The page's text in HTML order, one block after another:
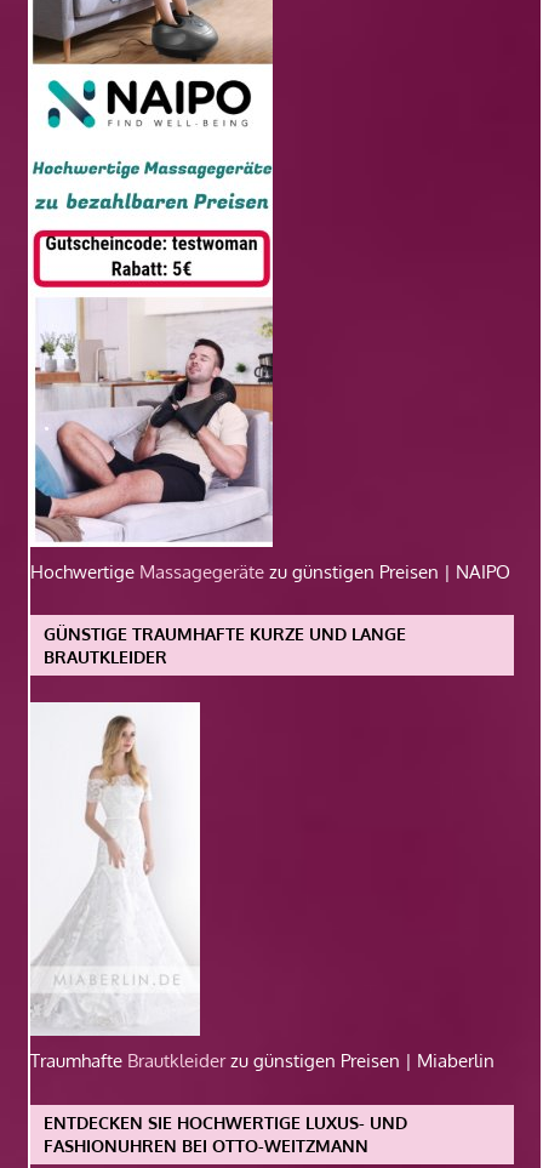
Hochwertige Massagegeräte zu günstigen Preisen | NAIPO
GÜNSTIGE TRAUMHAFTE KURZE UND LANGE
BRAUTKLEIDER
Traumhafte Brautkleiderzu günstigen Preisen | Miaberlin
ENTDECKEN SIE HOCHWERTIGE LUXUS- UND
FASHIONUHREN BEI OTTO-WEITZMANN